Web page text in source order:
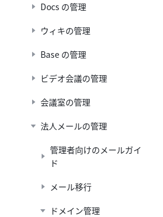
Docs の管理
ウィキの管理
Base の管理
ビデオ会議の管理
会議室の管理
法人メールの管理
管理者向けのメールガイ
ド
メール移行
ドメイン管理